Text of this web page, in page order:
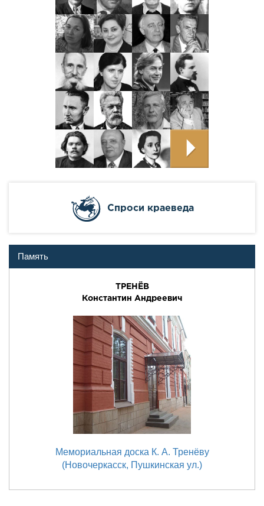
Cпроси краеведа
Память
ТРЕНЁВ
Константин Андреевич
Мемориальная доска К. А. Тренёву
(Новочеркасск, Пушкинская ул.)